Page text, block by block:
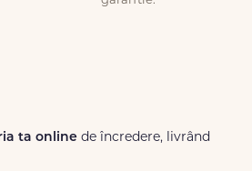
ta online de încredere, livrând